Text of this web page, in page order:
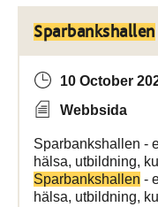
Sparbankshallen
10 October
Webbsida
Sparbankshallen -
hälsa, utbildning,
Sparbankshallen -
hälsa, utbildning,